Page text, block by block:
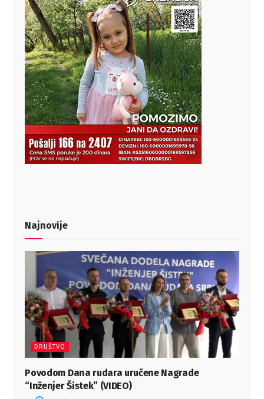
Najnovije
DRUŠTVO
Povodom Dana rudara uručene Nagrade
“Inženjer Šistek” (VIDEO)